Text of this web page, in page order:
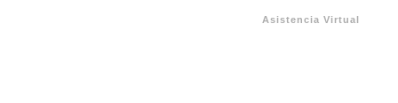
Asistencia Virtual